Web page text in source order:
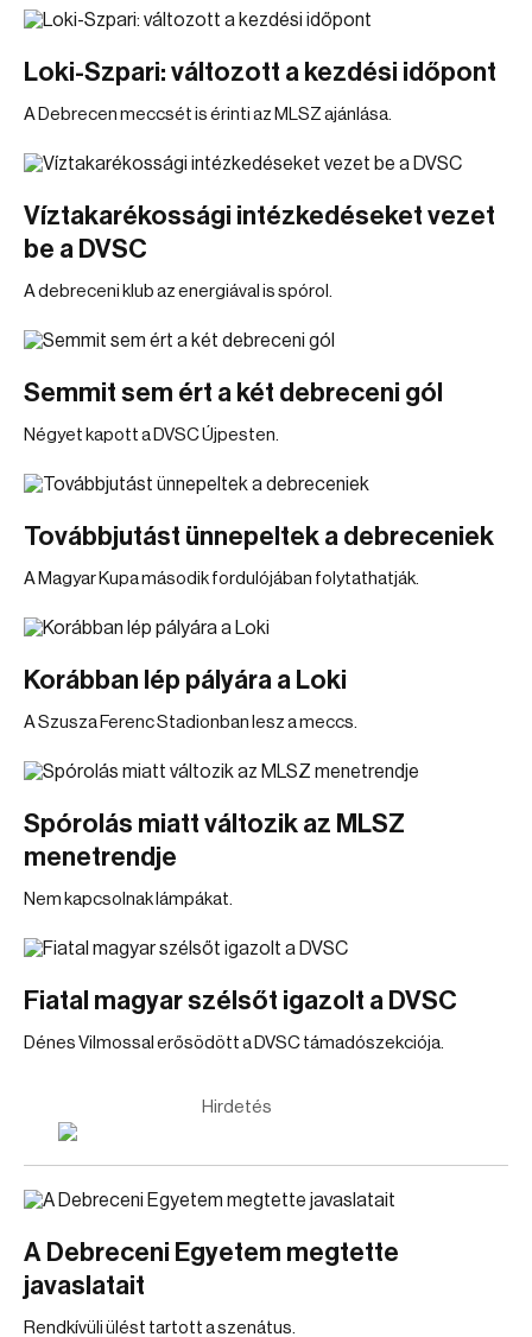
Loki-Szpari: változott a kezdési időpont
A Debrecen meccsét is érinti az MLSZ ajánlása.
Víztakarékossági intézkedéseket vezet
be a DVSC
A debreceni klub az energiával is spórol.
Semmit sem ért a két debreceni gól
Négyet kapott a DVSC Újpesten.
Továbbjutást ünnepeltek a debreceniek
A Magyar Kupa második fordulójában folytathatják.
Korábban lép pályára a Loki
A Szusza Ferenc Stadionban lesz a meccs.
Spórolás miatt változik az MLSZ
menetrendje
Nem kapcsolnak lámpákat.
Fiatal magyar szélsőt igazolt a DVSC
Dénes Vilmossal erősödött a DVSC támadószekciója.
Hirdetés
A Debreceni Egyetem megtette
javaslatait
Rendkívüli ülést tartott a szenátus.